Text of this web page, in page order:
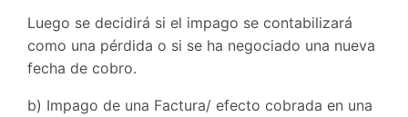
Luego se decidirá si el impago se contabilizará
como una pérdida o si se ha negociado una nueva
fecha de cobro.
b) Impago de una Factura/ efecto cobrada en una